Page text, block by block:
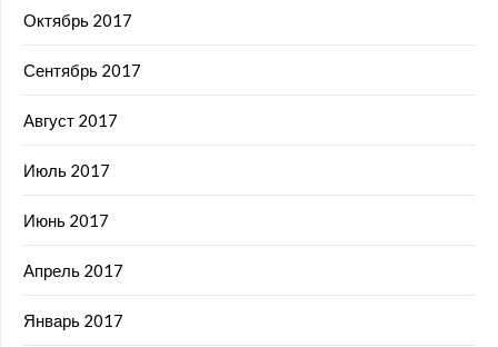
Октябрь 2017
Сентябрь 2017
Август 2017
Июль 2017
Июнь 2017
Апрель 2017
Январь 2017